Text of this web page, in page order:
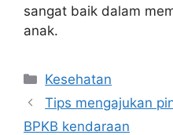
sangat baik dalam
anak.
Categories
Kesehatan
Tips mengajukan
BPKB kendaraan